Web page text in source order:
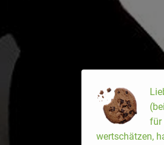
Kirschfrucht, lebendige
jährige Bio-Tradition des
für
wertschätzen,